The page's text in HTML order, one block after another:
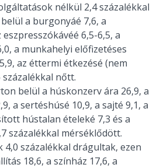
nélkül 2,4 százalékkal
a burgonyáé 7,6, a
6,5-6,5, a
a munkahelyi előfizetéses
az éttermi étkezésé (nem
nőtt.
belül a húskonzerv ára 26,9, a
a sertéshúsé 10,9, a sajté 9,1, a
hústalan ételeké 7,3 és a
százalékkal mérséklődött.
4,0 százalékkal drágultak, ezen
18,6, a színház 17,6, a